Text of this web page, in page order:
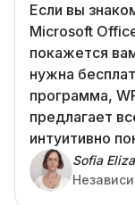
Если вы
Microsoft
покажется
нужна
программа,
предлагает
интуитивно
Sofia